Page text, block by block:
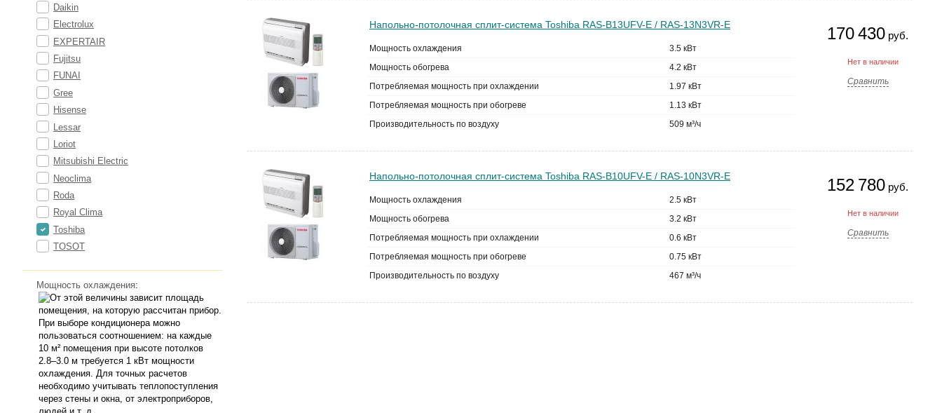
Daikin
Electrolux
EXPERTAIR
Fujitsu
FUNAI
Gree
Hisense
Lessar
Loriot
Mitsubishi Electric
Neoclima
Roda
Royal Clima
Toshiba
TOSOT
Мощность охлаждения:
170 430 руб.
Нет в наличии
Сравнить
Напольно-потолочная сплит-система Toshiba RAS-B13UFV-E / RAS-13N3VR-E
Мощность охлаждения
3.5 кВт
Мощность обогрева
4.2 кВт
Потребляемая мощность при охлаждении
1.97 кВт
Потребляемая мощность при обогреве
1.13 кВт
Производительность по воздуху
509 м³/ч
152 780 руб.
Нет в наличии
Сравнить
Напольно-потолочная сплит-система Toshiba RAS-B10UFV-E / RAS-10N3VR-E
Мощность охлаждения
2.5 кВт
Мощность обогрева
3.2 кВт
Потребляемая мощность при охлаждении
0.6 кВт
Потребляемая мощность при обогреве
0.75 кВт
Производительность по воздуху
467 м³/ч